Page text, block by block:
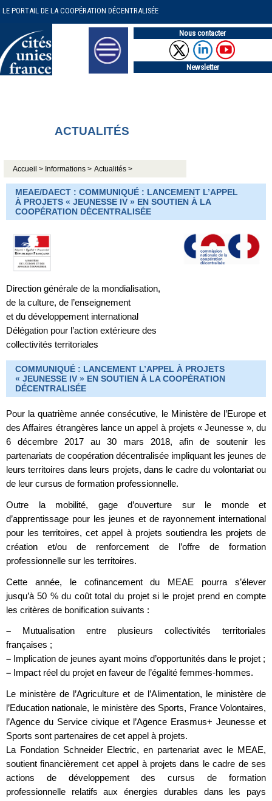
LE PORTAIL DE LA COOPÉRATION DÉCENTRALISÉE
Nous contacter
Newsletter
ACTUALITÉS
Accueil > Informations > Actualités >
MEAE/DAECT : COMMUNIQUÉ : LANCEMENT L’APPEL
À PROJETS « JEUNESSE IV » EN SOUTIEN À LA
COOPÉRATION DÉCENTRALISÉE
Direction générale de la mondialisation,
de la culture, de l’enseignement
et du développement international
Délégation pour l’action extérieure des
collectivités territoriales
COMMUNIQUÉ : LANCEMENT L’APPEL À PROJETS
« JEUNESSE IV » EN SOUTIEN À LA COOPÉRATION
DÉCENTRALISÉE
Pour la quatrième année consécutive, le Ministère de l’Europe et
des Affaires étrangères lance un appel à projets « Jeunesse », du
6 décembre 2017 au 30 mars 2018, afin de soutenir les
partenariats de coopération décentralisée impliquant les jeunes de
leurs territoires dans leurs projets, dans le cadre du volontariat ou
de leur cursus de formation professionnelle.
Outre la mobilité, gage d’ouverture sur le monde et
d’apprentissage pour les jeunes et de rayonnement international
pour les territoires, cet appel à projets soutiendra les projets de
création et/ou de renforcement de l’offre de formation
professionnelle sur les territoires.
Cette année, le cofinancement du MEAE pourra s’élever
jusqu’à 50 % du coût total du projet si le projet prend en compte
les critères de bonification suivants :
– Mutualisation entre plusieurs collectivités territoriales
françaises ;
– Implication de jeunes ayant moins d’opportunités dans le projet ;
– Impact réel du projet en faveur de l’égalité femmes-hommes.
Le ministère de l’Agriculture et de l’Alimentation, le ministère de
l’Education nationale, le ministère des Sports, France Volontaires,
l’Agence du Service civique et l’Agence Erasmus+ Jeunesse et
Sports sont partenaires de cet appel à projets.
La Fondation Schneider Electric, en partenariat avec le MEAE,
soutient financièrement cet appel à projets dans le cadre de ses
actions de développement des cursus de formation
professionnelle relatifs aux énergies durables dans les pays